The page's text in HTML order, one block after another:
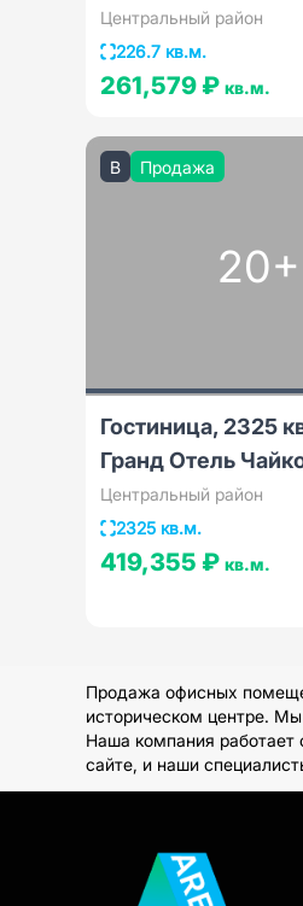
Центральный район
226.7 кв.м.
261,579 ₽ кв.м.
B Продажа
20+
Гостиница, 2325
Гранд Отель
Центральный район
2325 кв.м.
419,355 ₽ кв.м.
Продажа офисных
историческом центре.
Наша компания работает
сайте, и наши